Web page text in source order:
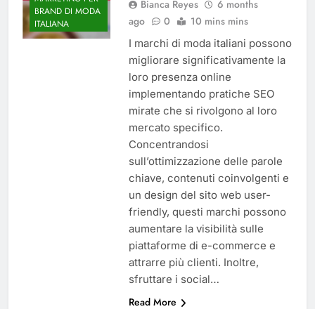
BRAND DI MODA
ITALIANA
Bianca Reyes
6 months
ago
0 10 mins mins
I marchi di moda italiani possono
migliorare significativamente la
loro presenza online
implementando pratiche SEO
mirate che si rivolgono al loro
mercato specifico.
Concentrandosi
sull’ottimizzazione delle parole
chiave, contenuti coinvolgenti e
un design del sito web user-
friendly, questi marchi possono
aumentare la visibilità sulle
piattaforme di e-commerce e
attrarre più clienti. Inoltre,
sfruttare i social…
Read More